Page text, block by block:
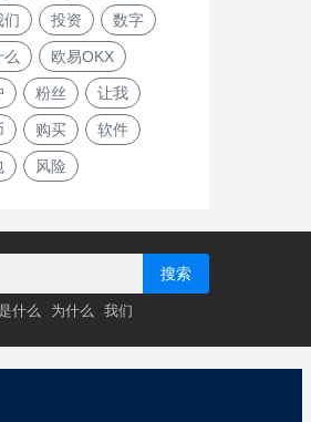
们 投资 数字
么 欧易OKX
粉丝 让我
购买 软件
风险
搜索
是什么 为什么 我们